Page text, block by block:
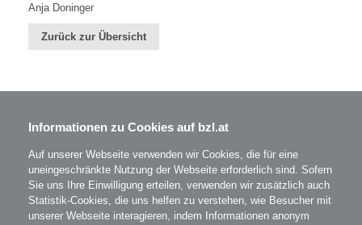
Anja Doninger
Zurück zur Übersicht
BZL - Bildungszentrum Lenzing GmbH
A-4860 Lenzing
T: 07672 701-3531
office@bzl.at
BZLauf Facebook
Informationen zu Cookies auf bzl.at
Auf unserer Webseite verwenden wir Cookies, die für eine
uneingeschränkte Nutzung der Webseite erforderlich sind. Sofern
Sie uns Ihre Einwilligung erteilen, verwenden wir zusätzlich auch
Statistik-Cookies, die uns helfen zu verstehen, wie Besucher mit
unserer Webseite interagieren, indem Informationen anonym